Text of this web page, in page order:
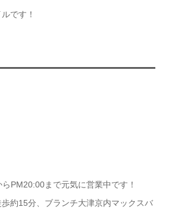
です！
PM20:00まで元気に営業中です！
約15分、ブランチ大津京内マックスバ